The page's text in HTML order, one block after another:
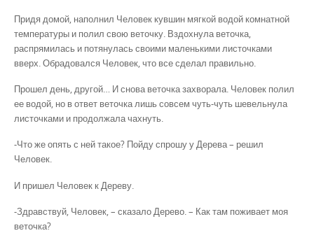
Придя домой, наполнил Человек кувшин мягкой водой комнатной
температуры и полил свою веточку. Вздохнула веточка,
распрямилась и потянулась своими маленькими листочками
вверх. Обрадовался Человек, что все сделал правильно.
Прошел день, другой… И снова веточка захворала. Человек полил
ее водой, но в ответ веточка лишь совсем чуть-чуть шевельнула
листочками и продолжала чахнуть.
-Что же опять с ней такое? Пойду спрошу у Дерева – решил
Человек.
И пришел Человек к Дереву.
-Здравствуй, Человек, – сказало Дерево. – Как там поживает моя
веточка?